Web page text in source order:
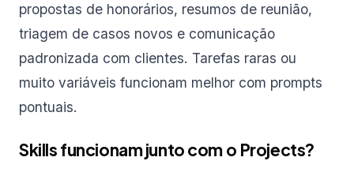
propostas de honorários, resumos de reunião,
triagem de casos novos e comunicação
padronizada com clientes. Tarefas raras ou
muito variáveis funcionam melhor com prompts
pontuais.
Skills funcionam junto com o Projects?